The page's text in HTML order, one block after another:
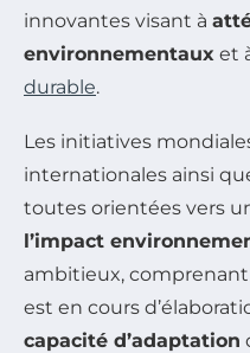
innovantes visant à
environnementaux et
durable.
Les initiatives
internationales ainsi
toutes orientées vers
l’impact
ambitieux, comprenant
est en cours
capacité d’adaptation